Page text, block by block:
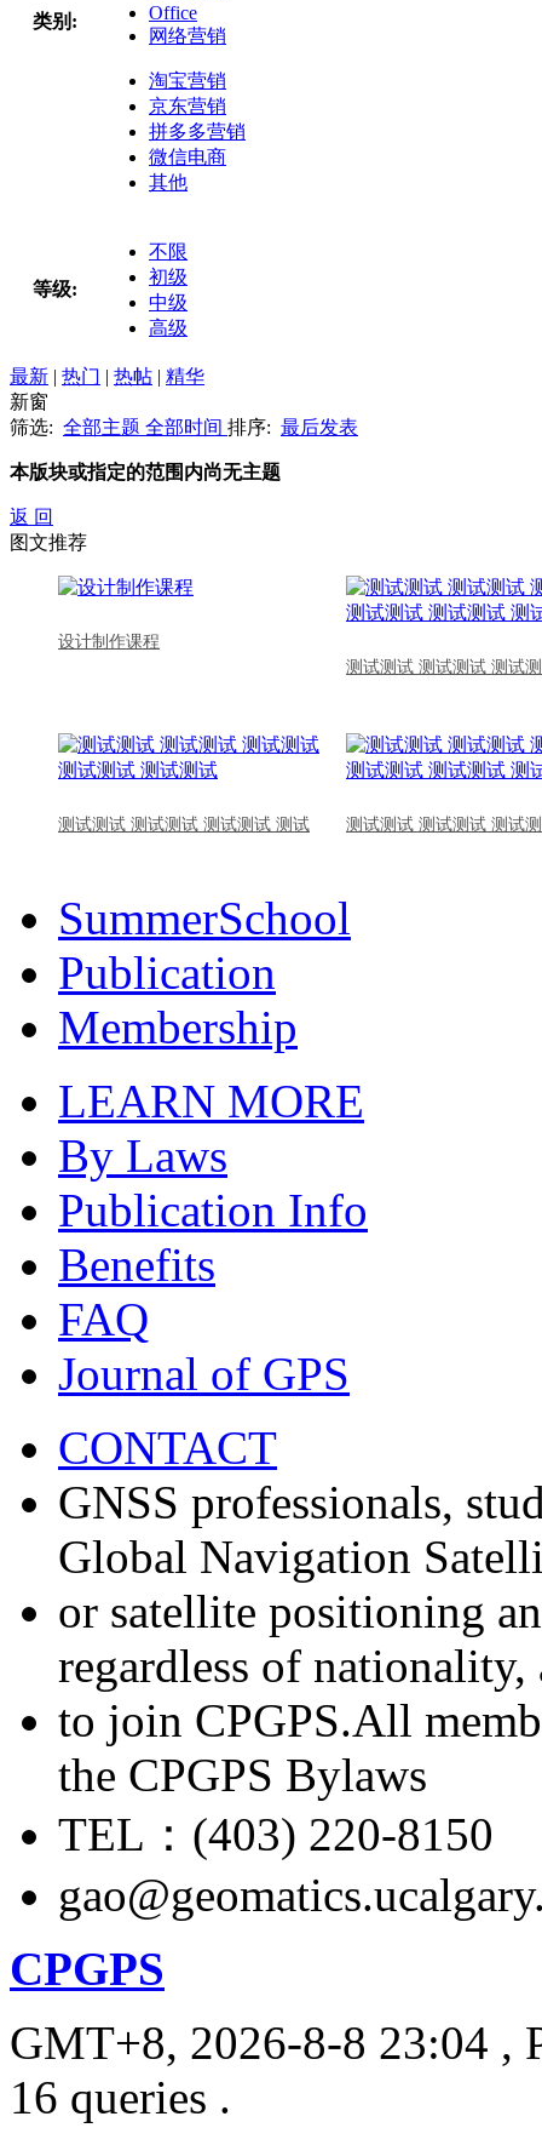
类别:
Office
网络营销
淘宝营销
京东营销
拼多多营销
微信电商
其他
等级:
不限
初级
中级
高级
最新 | 热门 | 热帖 | 精华
新窗
筛选: 全部主题 全部时间 排序: 最后发表
本版块或指定的范围内尚无主题
返 回
图文推荐
设计制作课程
测试测试 测试测试 测试
测试测试 测试测试 测试测试 测试 测试测试 测试测试 测试
SummerSchool
Publication
Membership
LEARN MORE
By Laws
Publication Info
Benefits
FAQ
Journal of GPS
CONTACT
GNSS professionals,
Global Navigation
or satellite positioning
regardless of nationality,
to join CPGPS.All
the CPGPS Bylaws
TEL：(403) 220-8150
CPGPS
GMT+8, 2026-8-8 23:04 ,
16 queries .